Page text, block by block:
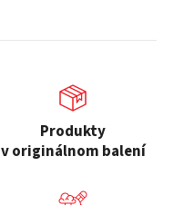
Produkty
v originálnom balení